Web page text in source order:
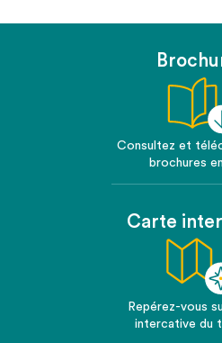
Consultez et
brochures
Carte
Repérez-vous
intercative du